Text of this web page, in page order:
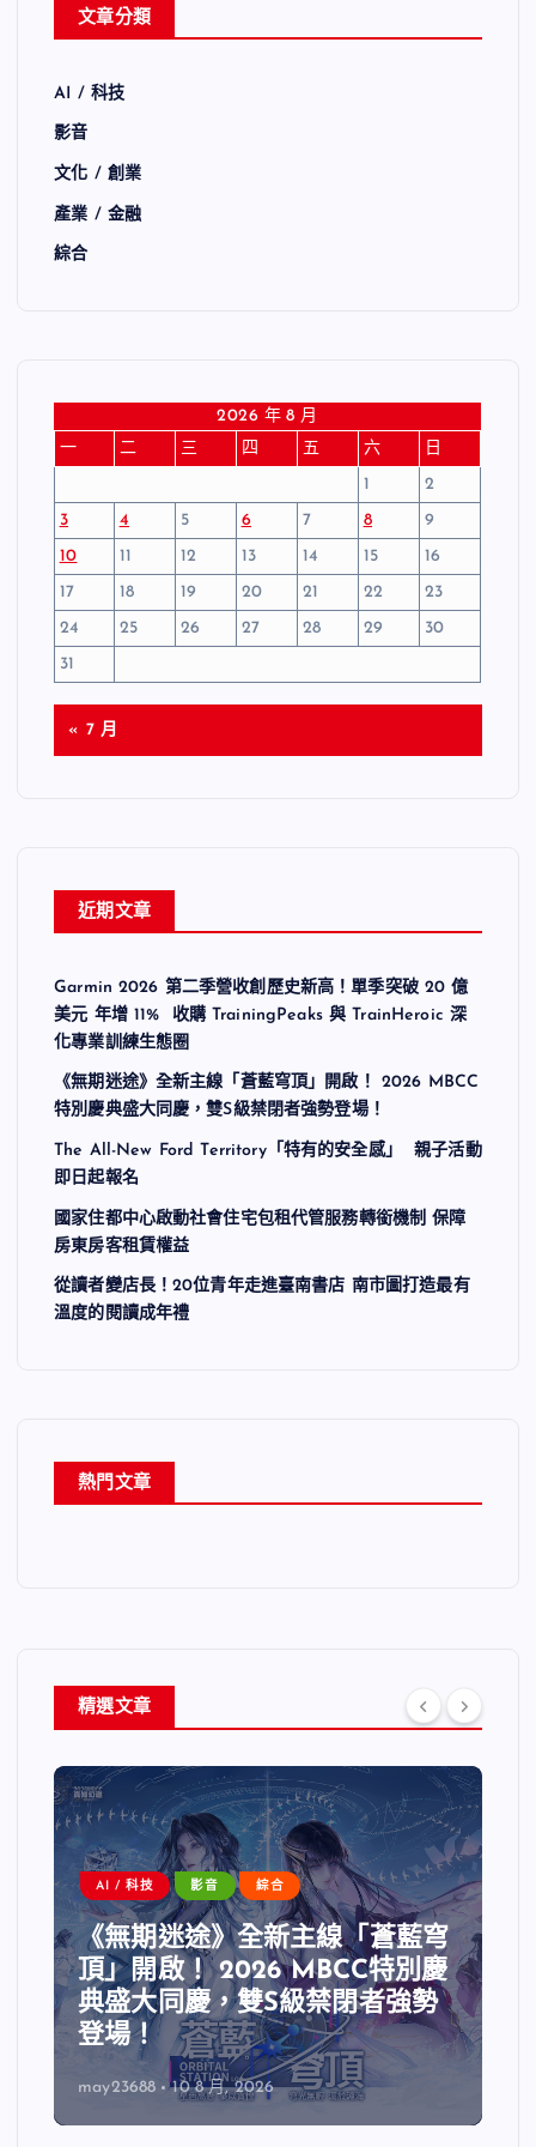
文章分類
AI / 科技
影音
文化 / 創業
產業 / 金融
綜合
2026 年 8 月
一
二 三 四 五 六
日
1
2
3
4 5 6 7 8
9
10
11 12 13 14 15
16
17
18 19 20 21 22
23
24
25 26 27 28 29
30
31
« 7 月
近期文章
Garmin 2026 第二季營收創歷史新高！單季突破 20 億
美元 年增 11% 收購 TrainingPeaks 與 TrainHeroic 深
化專業訓練生態圈
《無期迷途》全新主線「蒼藍穹頂」開啟！ 2026 MBCC
特別慶典盛大同慶，雙S級禁閉者強勢登場！
The All-New Ford Territory「特有的安全感」 親子活動
即日起報名
國家住都中心啟動社會住宅包租代管服務轉銜機制 保障
房東房客租賃權益
從讀者變店長！20位青年走進臺南書店 南市圖打造最有
溫度的閱讀成年禮
熱門文章
精選文章
AI / 科技 影音 綜合
《無期迷途》全新主線「蒼藍穹
頂」開啟！ 2026 MBCC特別慶
典盛大同慶，雙S級禁閉者強勢
登場！
may23688 10 8 月, 2026